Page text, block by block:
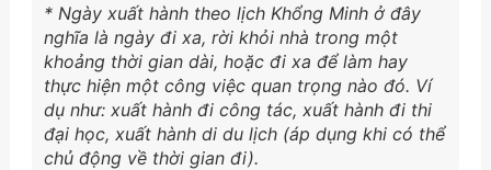
* Ngày xuất hành theo lịch Khổng Minh ở đây
nghĩa là ngày đi xa, rời khỏi nhà trong một
khoảng thời gian dài, hoặc đi xa để làm hay
thực hiện một công việc quan trọng nào đó. Ví
dụ như: xuất hành đi công tác, xuất hành đi thi
đại học, xuất hành di du lịch (áp dụng khi có thể
chủ động về thời gian đi).